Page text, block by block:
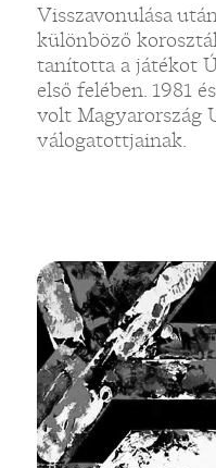
Visszavonulása
különböző
tanította a játékot
első felében. 1981
volt Magyarország
válogatottjainak.